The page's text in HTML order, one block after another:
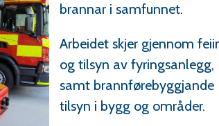
brannar i samfunnet.
Arbeidet skjer gjennom
og tilsyn av fyringsanlegg,
samt brannførebyggjande
tilsyn i bygg og områder.